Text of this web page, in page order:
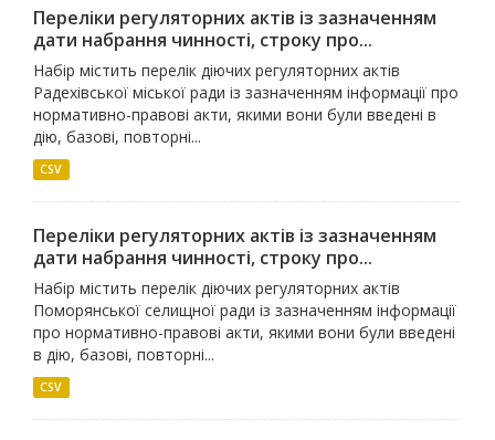
Переліки регуляторних актів із зазначенням
дати набрання чинності, строку про...
Набір містить перелік діючих регуляторних актів
Радехівської міської ради із зазначенням інформації про
нормативно-правові акти, якими вони були введені в
дію, базові, повторні...
CSV
Переліки регуляторних актів із зазначенням
дати набрання чинності, строку про...
Набір містить перелік діючих регуляторних актів
Поморянської селищної ради із зазначенням інформації
про нормативно-правові акти, якими вони були введені
в дію, базові, повторні...
CSV